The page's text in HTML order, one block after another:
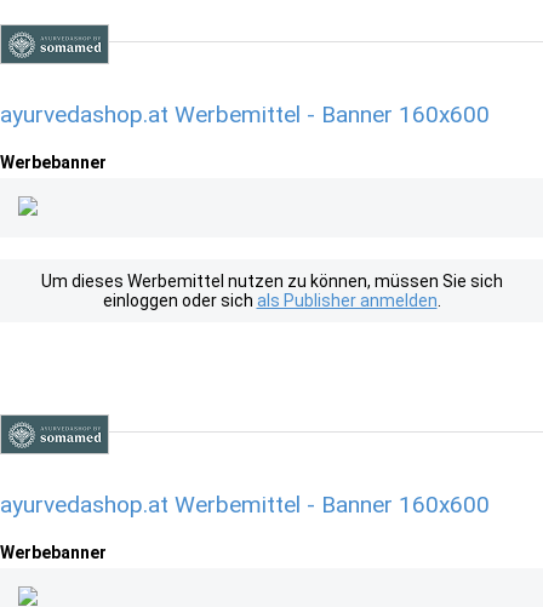
ayurvedashop.at Werbemittel - Banner 160x600
Werbebanner
Um dieses Werbemittel nutzen zu können, müssen Sie sich
einloggen oder sich als Publisher anmelden
ayurvedashop.at Werbemittel - Banner 160x600
Werbebanner